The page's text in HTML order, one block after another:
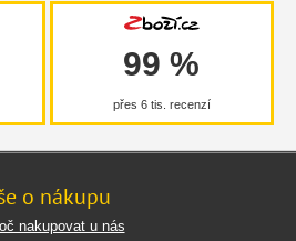
99 %
přes 6 tis. recenzí
o nákupu
nakupovat u nás